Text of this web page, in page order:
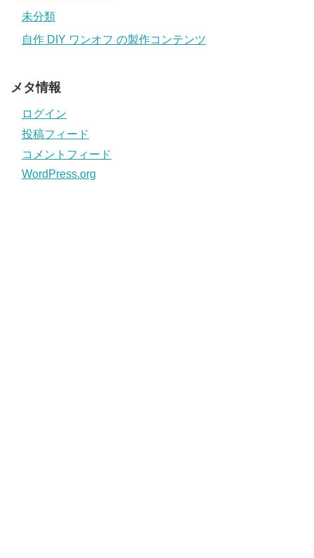
未分類
自作 DIY ワンオフ の製作コンテンツ
メタ情報
ログイン
投稿フィード
コメントフィード
WordPress.org